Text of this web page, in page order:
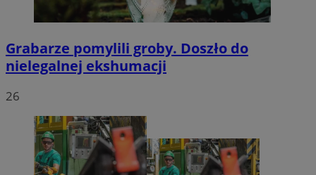
Grabarze pomylili groby. Doszło do
nielegalnej ekshumacji
26